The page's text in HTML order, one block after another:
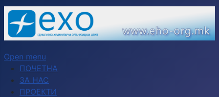
Open menu
ПОЧЕТНА
ЗА НАС
ПРОЕКТИ